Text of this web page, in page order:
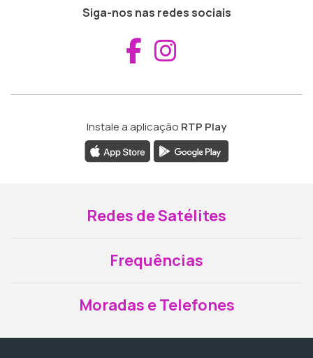
Siga-nos nas redes sociais
Aceder ao
Instale a aplicação RTP Play
Redes de Satélites
Frequências
Moradas e Telefones